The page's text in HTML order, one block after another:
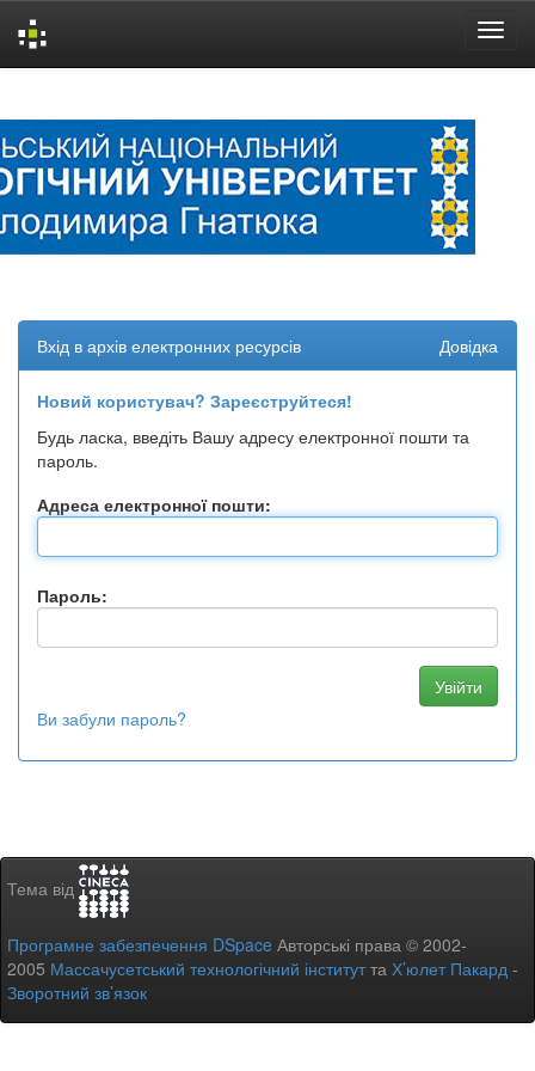
Вхід в архів електронних ресурсів Довідка
Новий користувач? Зареєструйтеся!
Будь ласка, введіть Вашу адресу електронної пошти та
пароль.
Адреса електронної пошти:
Пароль:
Ви забули пароль?
Тема від
Програмне забезпечення DSpace Авторські права © 2002-
2005 Массачусетський технологічний інститутта Х’юлет Пакард -
Зворотний зв’язок